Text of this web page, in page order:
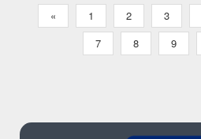
« 1 2 3
7
8 9